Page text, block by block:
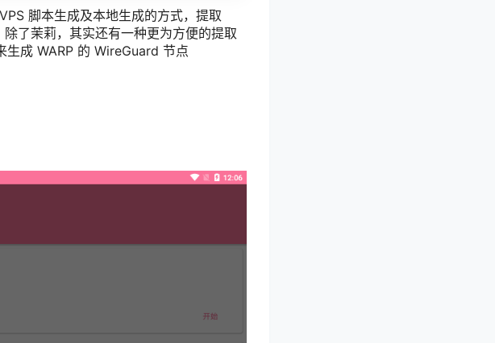
脚本生成及本地生成的方式，提取
了茉莉，其实还有一种更为方便的提取
成 WARP 的 WireGuard 节点